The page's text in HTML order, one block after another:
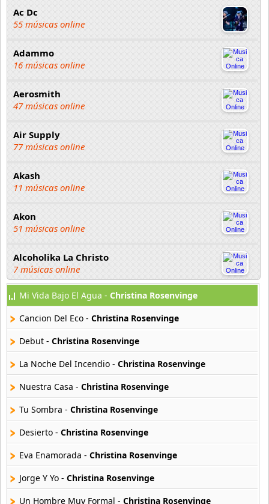
Ac Dc
55 músicas online
Adammo
16 músicas online
Aerosmith
47 músicas online
Air Supply
77 músicas online
Akash
11 músicas online
Akon
51 músicas online
Alcoholika La Christo
7 músicas online
Atajo
22 músicas online
Banane Metalik
26 músicas online
16 músicas online
Beady Eye
16 músicas online
Bee Gees
29 músicas online
Mi Vida Bajo El Agua - Christina Rosenvinge
Cancion Del Eco - Christina Rosenvinge
Debut - Christina Rosenvinge
La Noche Del Incendio - Christina Rosenvinge
Nuestra Casa - Christina Rosenvinge
Tu Sombra - Christina Rosenvinge
Desierto - Christina Rosenvinge
Eva Enamorada - Christina Rosenvinge
Jorge Y Yo - Christina Rosenvinge
Un Hombre Muy Formal - Christina Rosenvinge